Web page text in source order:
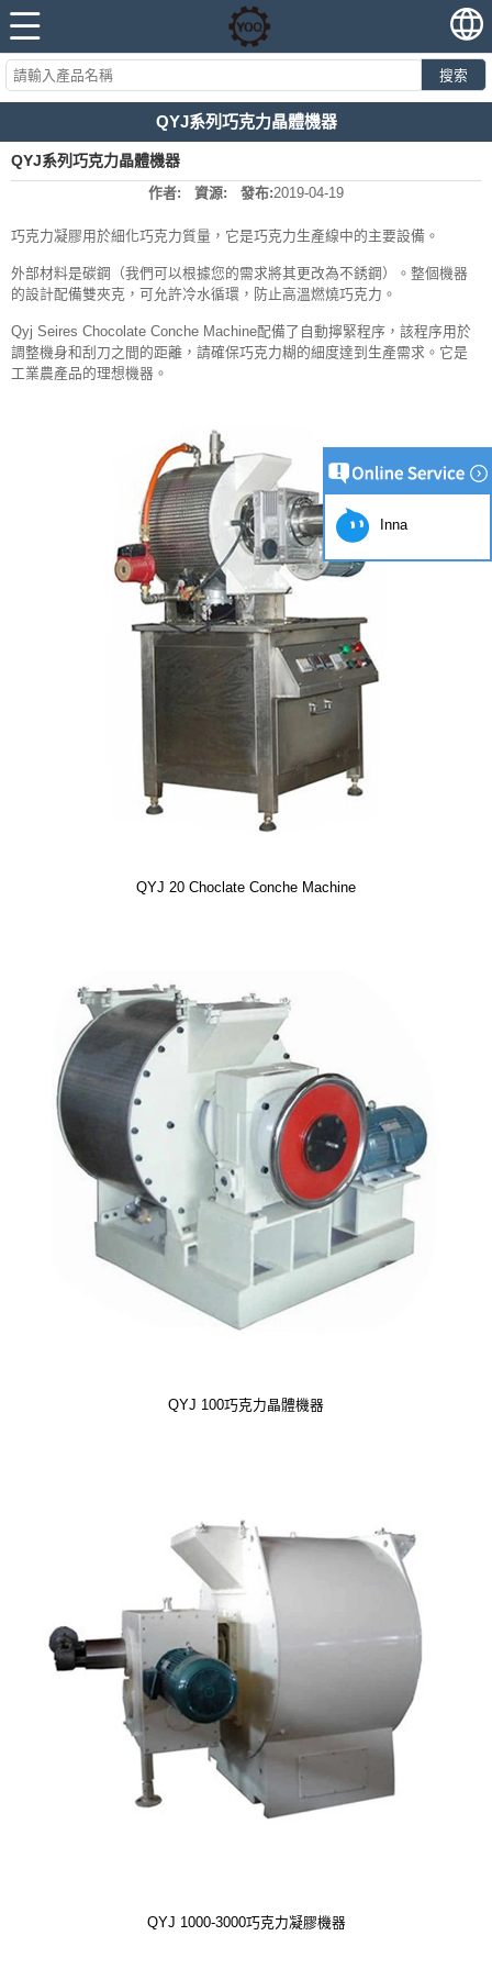
搜索
QYJ系列巧克力晶體機器
QYJ系列巧克力晶體機器
作者: 資源: 發布:2019-04-19
巧克力凝膠用於細化巧克力質量，它是巧克力生產線中的主要設備。
外部材料是碳鋼（我們可以根據您的需求將其更改為不銹鋼）。整個機器
的設計配備雙夾克，可允許冷水循環，防止高溫燃燒巧克力。
Qyj Seires Chocolate Conche Machine配備了自動擰緊程序，該程序用於
調整機身和刮刀之間的距離，請確保巧克力糊的細度達到生產需求。它是
工業農產品的理想機器。
QYJ 20 Choclate Conche Machine
QYJ 100巧克力晶體機器
QYJ 1000-3000巧克力凝膠機器
Inna